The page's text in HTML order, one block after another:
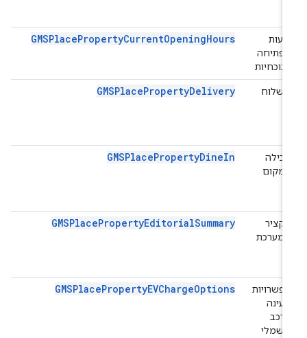
הפתיחה
הנוכחיות
GMSPlacePropertyCurrentOpeningHours
משלוח GMSPlacePropertyDelivery
אכילה
במקום
GMSPlacePropertyDineIn
תקציר
המערכת
GMSPlacePropertyEditorialSummary
אפשרויות
חשמלי
GMSPlacePropertyEVChargeOptions